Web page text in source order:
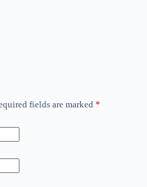
fields are marked *